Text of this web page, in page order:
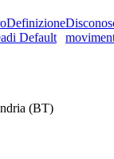
Definizione
di Default
(BT)